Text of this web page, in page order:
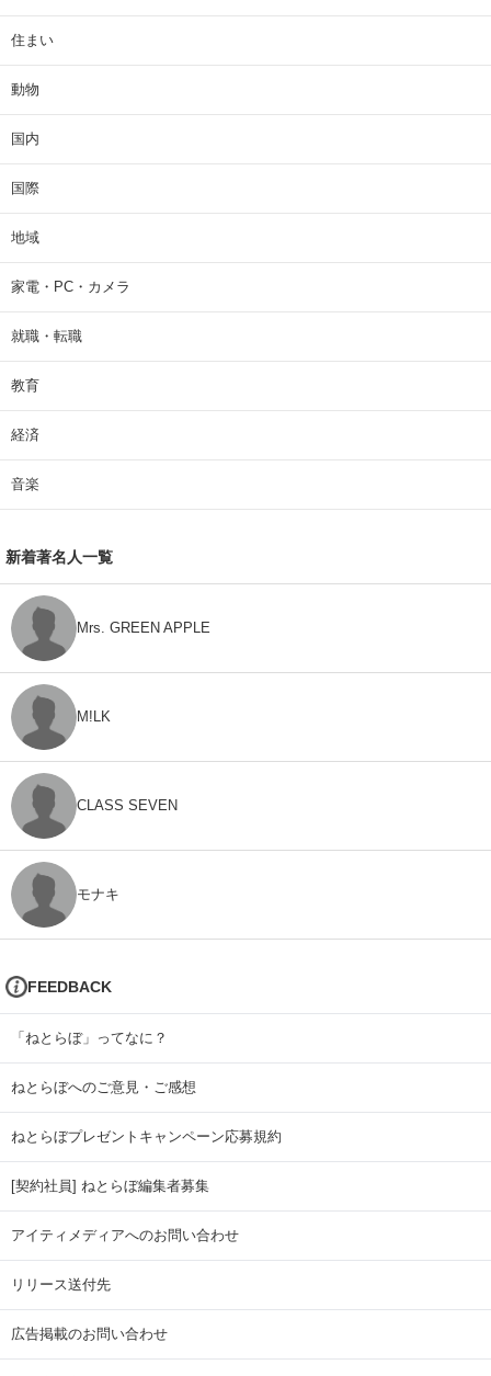
住まい
動物
国内
国際
地域
家電・PC・カメラ
就職・転職
教育
経済
音楽
新着著名人一覧
Mrs. GREEN APPLE
M!LK
CLASS SEVEN
モナキ
FEEDBACK
「ねとらぼ」ってなに？
ねとらぼへのご意見・ご感想
ねとらぼプレゼントキャンペーン応募規約
[契約社員] ねとらぼ編集者募集
アイティメディアへのお問い合わせ
リリース送付先
広告掲載のお問い合わせ